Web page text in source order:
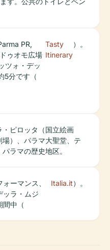
PR,
ゥオモ広場
ツォ・デッ
5分です（
Tasty
Itinerary
）。
ピロッタ（国立絵画
）、パラマ大聖堂、テ
ラマの歴史地区。
ーマンス、
ッラ・ムジ
間中（
Italia.it）。